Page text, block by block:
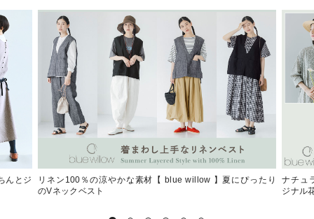
んとジ
リネン100％の涼やかな素材【 blue willow 】夏にぴったり
のVネックベスト
ナチュ
ジナル